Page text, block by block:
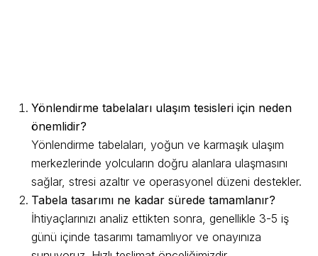
Yönlendirme tabelaları ulaşım tesisleri için neden
önemlidir?
Yönlendirme tabelaları, yoğun ve karmaşık ulaşım
merkezlerinde yolcuların doğru alanlara ulaşmasını
sağlar, stresi azaltır ve operasyonel düzeni destekler.
Tabela tasarımı ne kadar sürede tamamlanır?
İhtiyaçlarınızı analiz ettikten sonra, genellikle 3-5 iş
günü içinde tasarımı tamamlıyor ve onayınıza